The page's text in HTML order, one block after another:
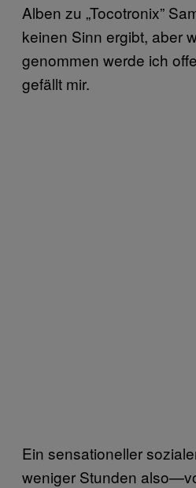
Alben zu „Tocotronix”
keinen Sinn ergibt, aber
genommen werde ich
gefällt mir.
Ein sensationeller
weniger Stunden